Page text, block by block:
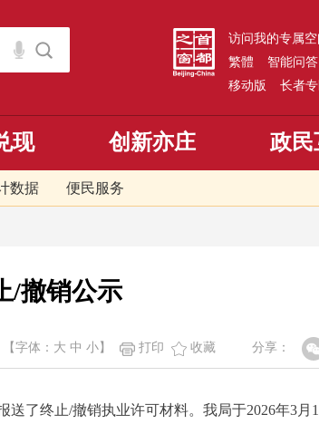
访问我的专属空
繁體
智能问答
移动版
长者专
数据 便民服务
现 创新亦庄 政民
/撤销公示
分享：
【字体： 大 中 小 】 打印 收藏
了终止/撤销执业许可材料。我局于2026年3月